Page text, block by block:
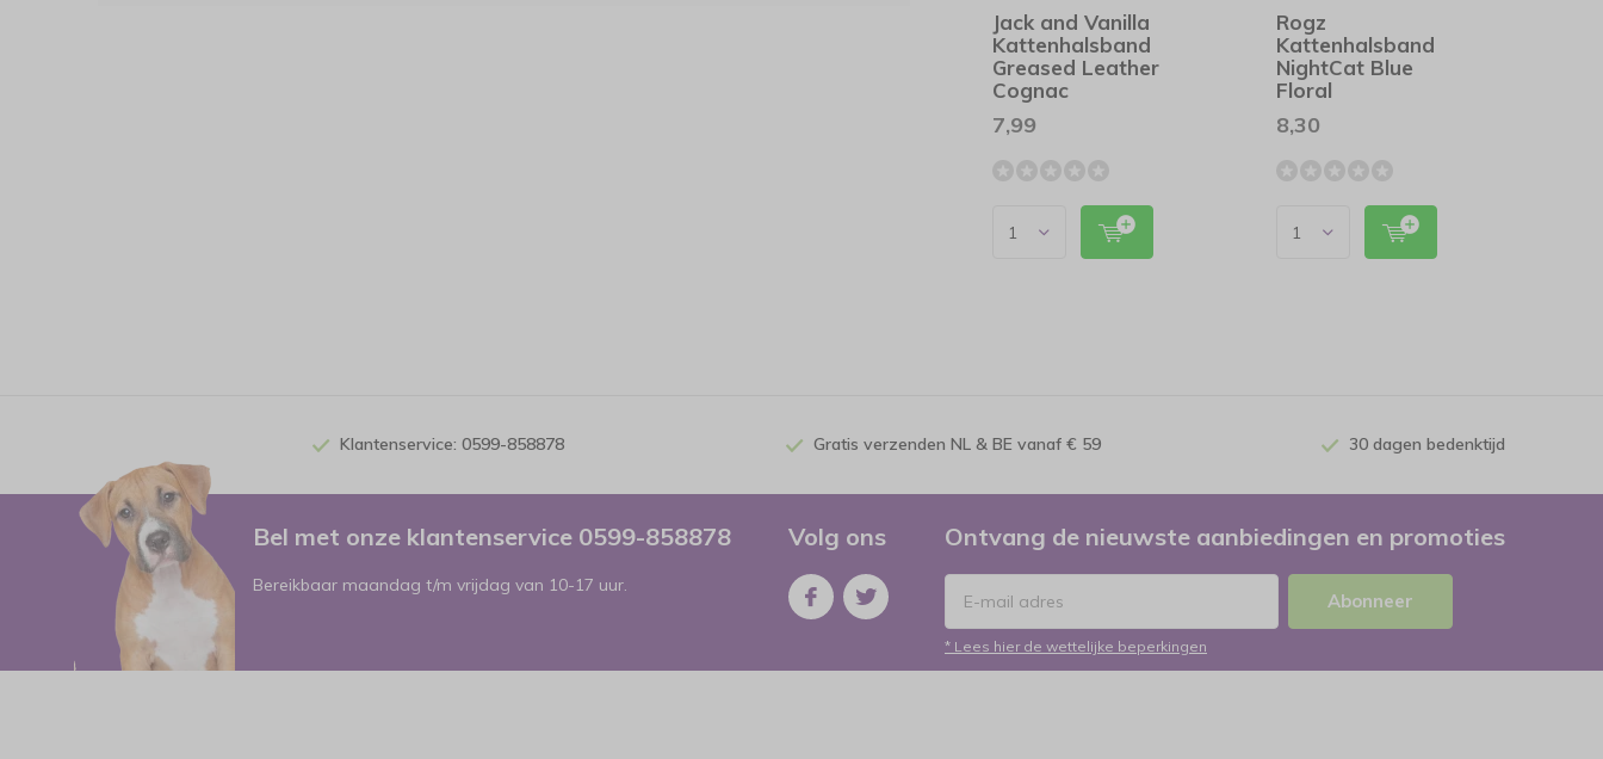
Jack and Vanilla
Kattenhalsband
Greased Leather
Cognac
7,99
Rogz
Kattenhalsband
NightCat Blue
Floral
8,30
Klantenservice: 0599-858878 Gratis verzenden NL & BE vanaf € 59 30 dagen bedenktijd
Bel met onze klantenservice 0599-858878
Bereikbaar maandag t/m vrijdag van 10-17 uur.
Volg ons Ontvang de nieuwste aanbiedingen en promoties
Abonneer
* Lees hier de wettelijke beperkingen